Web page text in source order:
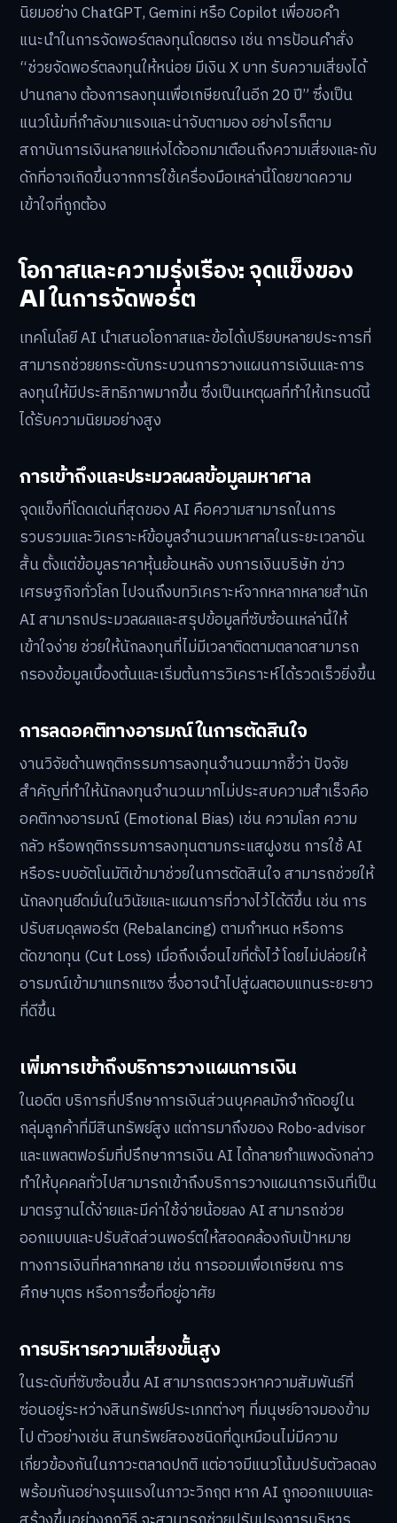
นิยมอย่าง ChatGPT, Gemini หรือ Copilot เพื่อขอคำ
แนะนำในการจัดพอร์ตลงทุนโดยตรง เช่น การป้อนคำสั่ง
“ช่วยจัดพอร์ตลงทุนให้หน่อย มีเงิน X บาท รับความเสี่ยงได้
ปานกลาง ต้องการลงทุนเพื่อเกษียณในอีก 20 ปี” ซึ่งเป็น
แนวโน้มที่กำลังมาแรงและน่าจับตามอง อย่างไรก็ตาม
สถาบันการเงินหลายแห่งได้ออกมาเตือนถึงความเสี่ยงและกับ
ดักที่อาจเกิดขึ้นจากการใช้เครื่องมือเหล่านี้โดยขาดความ
เข้าใจที่ถูกต้อง
โอกาสและความรุ่งเรือง: จุดแข็งของ
AI ในการจัดพอร์ต
เทคโนโลยี AI นำเสนอโอกาสและข้อได้เปรียบหลายประการที่
สามารถช่วยยกระดับกระบวนการวางแผนการเงินและการ
ลงทุนให้มีประสิทธิภาพมากขึ้น ซึ่งเป็นเหตุผลที่ทำให้เทรนด์นี้
ได้รับความนิยมอย่างสูง
การเข้าถึงและประมวลผลข้อมูลมหาศาล
จุดแข็งที่โดดเด่นที่สุดของ AI คือความสามารถในการ
รวบรวมและวิเคราะห์ข้อมูลจำนวนมหาศาลในระยะเวลาอัน
สั้น ตั้งแต่ข้อมูลราคาหุ้นย้อนหลัง งบการเงินบริษัท ข่าว
เศรษฐกิจทั่วโลก ไปจนถึงบทวิเคราะห์จากหลากหลายสำนัก
AI สามารถประมวลผลและสรุปข้อมูลที่ซับซ้อนเหล่านี้ให้
เข้าใจง่าย ช่วยให้นักลงทุนที่ไม่มีเวลาติดตามตลาดสามารถ
กรองข้อมูลเบื้องต้นและเริ่มต้นการวิเคราะห์ได้รวดเร็วยิ่งขึ้น
การลดอคติทางอารมณ์ในการตัดสินใจ
งานวิจัยด้านพฤติกรรมการลงทุนจำนวนมากชี้ว่า ปัจจัย
สำคัญที่ทำให้นักลงทุนจำนวนมากไม่ประสบความสำเร็จคือ
อคติทางอารมณ์ (Emotional Bias) เช่น ความโลภ ความ
กลัว หรือพฤติกรรมการลงทุนตามกระแสฝูงชน การใช้ AI
หรือระบบอัตโนมัติเข้ามาช่วยในการตัดสินใจ สามารถช่วยให้
นักลงทุนยึดมั่นในวินัยและแผนการที่วางไว้ได้ดีขึ้น เช่น การ
ปรับสมดุลพอร์ต (Rebalancing) ตามกำหนด หรือการ
ตัดขาดทุน (Cut Loss) เมื่อถึงเงื่อนไขที่ตั้งไว้ โดยไม่ปล่อยให้
อารมณ์เข้ามาแทรกแซง ซึ่งอาจนำไปสู่ผลตอบแทนระยะยาว
ที่ดีขึ้น
เพิ่มการเข้าถึงบริการวางแผนการเงิน
ในอดีต บริการที่ปรึกษาการเงินส่วนบุคคลมักจำกัดอยู่ใน
กลุ่มลูกค้าที่มีสินทรัพย์สูง แต่การมาถึงของ Robo-advisor
และแพลตฟอร์มที่ปรึกษาการเงิน AI ได้ทลายกำแพงดังกล่าว
ทำให้บุคคลทั่วไปสามารถเข้าถึงบริการวางแผนการเงินที่เป็น
มาตรฐานได้ง่ายและมีค่าใช้จ่ายน้อยลง AI สามารถช่วย
ออกแบบและปรับสัดส่วนพอร์ตให้สอดคล้องกับเป้าหมาย
ทางการเงินที่หลากหลาย เช่น การออมเพื่อเกษียณ การ
ศึกษาบุตร หรือการซื้อที่อยู่อาศัย
การบริหารความเสี่ยงขั้นสูง
ในระดับที่ซับซ้อนขึ้น AI สามารถตรวจหาความสัมพันธ์ที่
ซ่อนอยู่ระหว่างสินทรัพย์ประเภทต่างๆ ที่มนุษย์อาจมองข้าม
ไป ตัวอย่างเช่น สินทรัพย์สองชนิดที่ดูเหมือนไม่มีความ
เกี่ยวข้องกันในภาวะตลาดปกติ แต่อาจมีแนวโน้มปรับตัวลดลง
พร้อมกันอย่างรุนแรงในภาวะวิกฤต หาก AI ถูกออกแบบและ